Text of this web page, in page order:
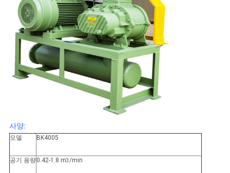
하
세
요
COMPANY
사
이
사양:
모델 BK4005
공기 용량0.42-1.8 m3 /min